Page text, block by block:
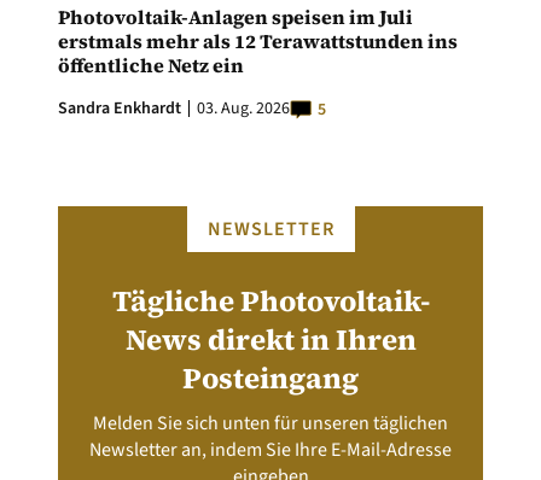
Photovoltaik-Anlagen speisen im Juli
erstmals mehr als 12 Terawattstunden ins
öffentliche Netz ein
Sandra Enkhardt 03. Aug. 2026 5
NEWSLETTER
Tägliche Photovoltaik-
News direkt in Ihren
Posteingang
Melden Sie sich unten für unseren täglichen
Newsletter an, indem Sie Ihre E-Mail-Adresse